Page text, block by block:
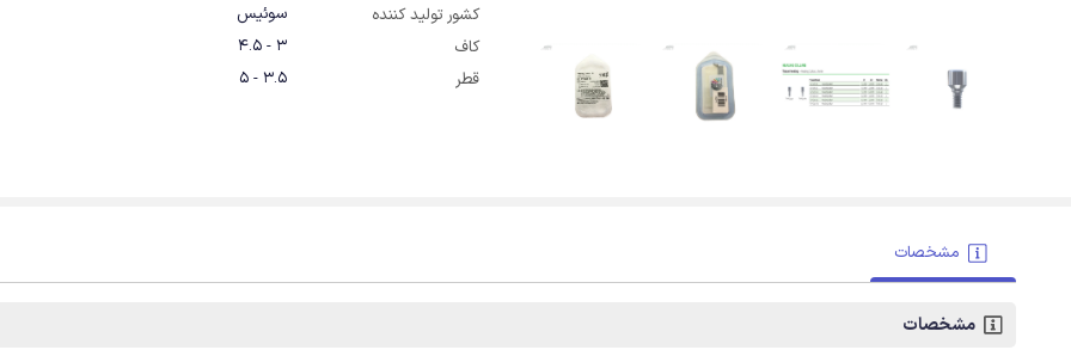
کشور تولید کننده
سوئیس
کاف
3 - 4.5
قطر
3.5 - 5
مشخصات
مشخصات